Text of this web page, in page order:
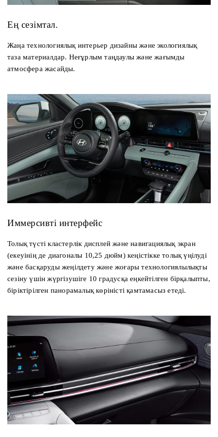
Ең сезімтал.
Жаңа технологиялық интерьер дизайны және экологиялық
таза материалдар. Неғұрлым таңдаулы және жағымды
атмосфера жасайды.
Иммерсивті интерфейс
Толық түсті кластерлік дисплей және навигациялық экран
(екеуінің де диагоналы 10,25 дюйм) кеңістікке толық үңілуді
және басқаруды жеңілдету және жоғары технологиялылықты
сезіну үшін жүргізушіге 10 градусқа еңкейтілген бірқалыпты,
біріктірілген панорамалық көріністі қамтамасыз етеді.